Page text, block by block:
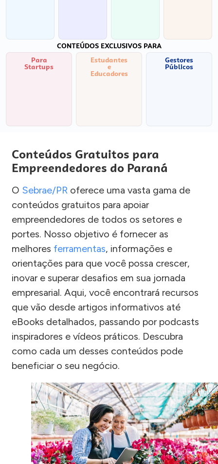
CONTEÚDOS EXCLUSIVOS PARA
Para
Startups
Estudantes
e
Educadores
Gestores
Públicos
Conteúdos Gratuitos para
Empreendedores do Paraná
O Sebrae/PR oferece uma vasta gama de
conteúdos gratuitos para apoiar
empreendedores de todos os setores e
portes. Nosso objetivo é fornecer as
melhores ferramentas, informações e
orientações para que você possa crescer,
inovar e superar desafios em sua jornada
empresarial. Aqui, você encontrará recursos
que vão desde artigos informativos até
eBooks detalhados, passando por podcasts
inspiradores e vídeos práticos. Descubra
como cada um desses conteúdos pode
beneficiar o seu negócio.